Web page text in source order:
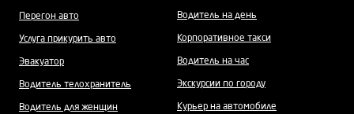
Перегон авто
Услуга прикурить авто
Эвакуатор
Водитель телохранитель
Водитель для женщин
Водитель на день
Корпоративное такси
Водитель на час
Экскурсии по городу
Курьер на автомобиле